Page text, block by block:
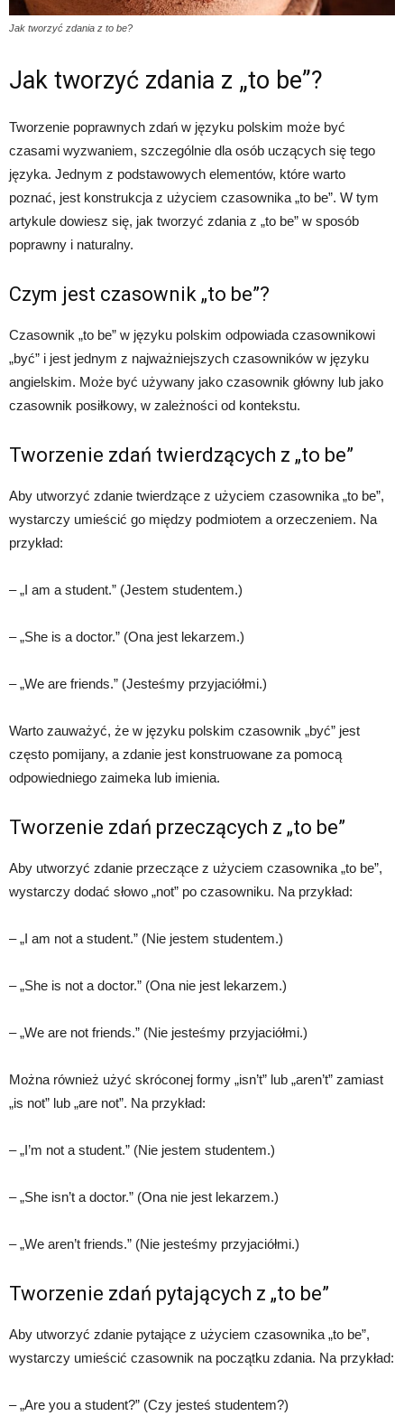
Jak tworzyć zdania z to be?
Jak tworzyć zdania z „to be”?
Tworzenie poprawnych zdań w języku polskim może być
czasami wyzwaniem, szczególnie dla osób uczących się tego
języka. Jednym z podstawowych elementów, które warto
poznać, jest konstrukcja z użyciem czasownika „to be”. W tym
artykule dowiesz się, jak tworzyć zdania z „to be” w sposób
poprawny i naturalny.
Czym jest czasownik „to be”?
Czasownik „to be” w języku polskim odpowiada czasownikowi
„być” i jest jednym z najważniejszych czasowników w języku
angielskim. Może być używany jako czasownik główny lub jako
czasownik posiłkowy, w zależności od kontekstu.
Tworzenie zdań twierdzących z „to be”
Aby utworzyć zdanie twierdzące z użyciem czasownika „to be”,
wystarczy umieścić go między podmiotem a orzeczeniem. Na
przykład:
– „I am a student.” (Jestem studentem.)
– „She is a doctor.” (Ona jest lekarzem.)
– „We are friends.” (Jesteśmy przyjaciółmi.)
Warto zauważyć, że w języku polskim czasownik „być” jest
często pomijany, a zdanie jest konstruowane za pomocą
odpowiedniego zaimeka lub imienia.
Tworzenie zdań przeczących z „to be”
Aby utworzyć zdanie przeczące z użyciem czasownika „to be”,
wystarczy dodać słowo „not” po czasowniku. Na przykład:
– „I am not a student.” (Nie jestem studentem.)
– „She is not a doctor.” (Ona nie jest lekarzem.)
– „We are not friends.” (Nie jesteśmy przyjaciółmi.)
Można również użyć skróconej formy „isn’t” lub „aren’t” zamiast
„is not” lub „are not”. Na przykład:
– „I’m not a student.” (Nie jestem studentem.)
– „She isn’t a doctor.” (Ona nie jest lekarzem.)
– „We aren’t friends.” (Nie jesteśmy przyjaciółmi.)
Tworzenie zdań pytających z „to be”
Aby utworzyć zdanie pytające z użyciem czasownika „to be”,
wystarczy umieścić czasownik na początku zdania. Na przykład:
– „Are you a student?” (Czy jesteś studentem?)